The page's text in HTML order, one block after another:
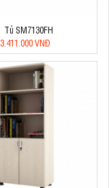
Tủ SM7130FH
3.411.000 VNĐ